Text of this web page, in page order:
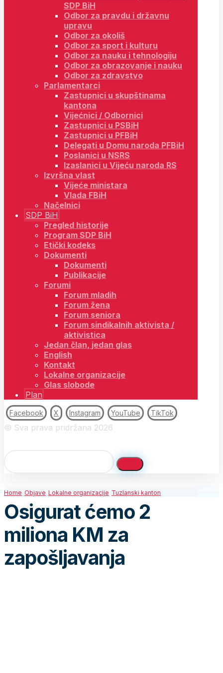
SDP BiH
Odbor za pravdu i državnu
upravu
Odbor za okoliš
Odbor za sport i kulturu
Odbor za nauku i tehnologiju
Odbor za obrazovanje i nauku
Odbor za zdravstvo
Parlamentarci
Zastupnici u skupštinama
kantona
Vijećnici / Odbornici
Zastupnici u PSBiH
Zastupnici u PFBiH
Delegati u Domu naroda PFBiH
Poslanici u NSRS
Izaslanici u Vijeću naroda RS
Izvršna vlast
Vijeće ministara
Vlada FBiH
Načelnici
SDP BiH
Pregled historije
Program SDP BiH
Etički kodeks
Dokumenti
Dokumenti
Publikacije
Forumi
Forum mladih
Forum žena
Forum seniora
Forum sindikalnih aktivista /
aktivistica
Jedan član, jedan glas
English
Kontakt
Lokalne organizacije
Glas slobode
Plan
Facebook X Instagram YouTube TikTok
© Sva prava pridržana 2026
Home Objave Lokalne organizacije Tuzlanski kanton
Osigurat ćemo 2
miliona KM za
zapošljavanja